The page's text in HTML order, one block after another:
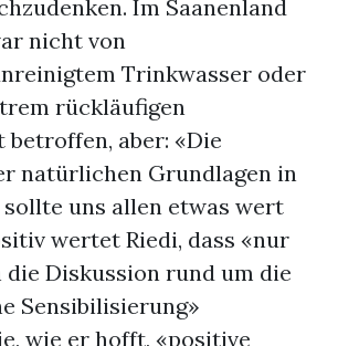
Im Saanenland
nicht von
Trinkwasser oder
rückläufigen
aber: «Die
natürlichen Grundlagen in
sollte uns allen etwas wert
wertet Riedi, dass «nur
die Diskussion rund um die
Sensibilisierung»
wie er hofft, «positive